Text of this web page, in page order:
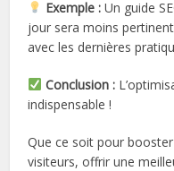
Exemple :Un guide
jour sera moins
avec les dernières
Conclusion :
indispensable !
Que ce soit pour
visiteurs, offrir une